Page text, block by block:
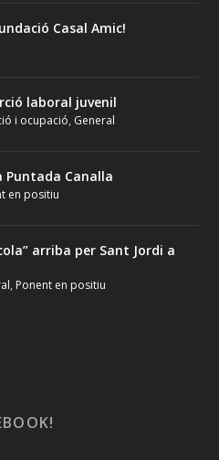
Casal Amic!
laboral juvenil
i ocupació, General
Puntada Canalla
en positiu
arriba per Sant Jordi a
, Ponent en positiu